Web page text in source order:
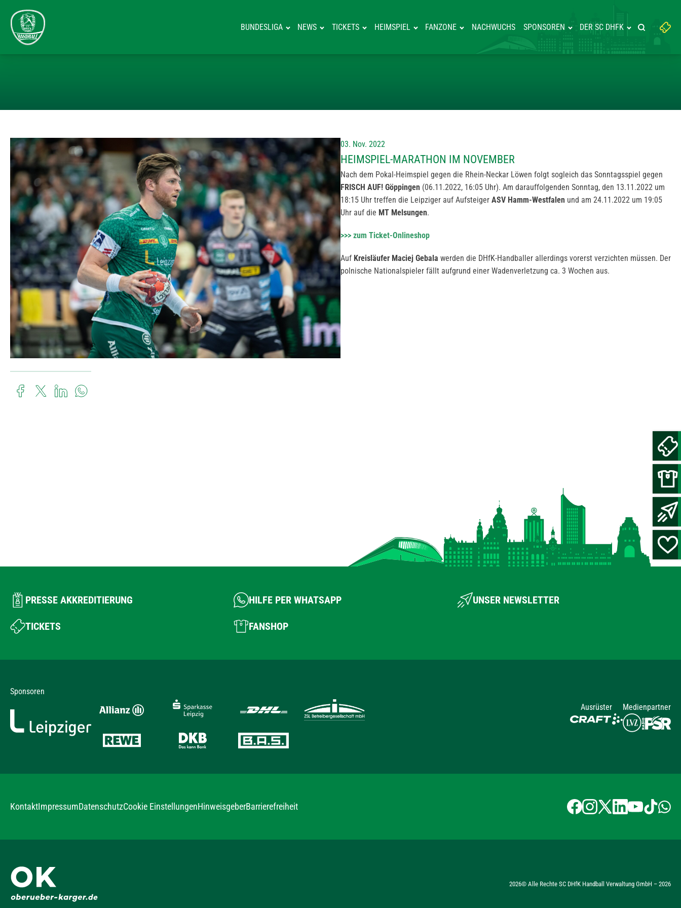
BUNDESLIGA NEWS TICKETS HEIMSPIEL FANZONE NACHWUCHS SPONSOREN DER SC DHFK
Suchbegriff
eingeben:
Suche
03. Nov. 2022
HEIMSPIEL-MARATHON IM NOVEMBER
Nach dem Pokal-Heimspiel gegen die Rhein-Neckar Löwen folgt sogleich das Sonntagsspiel gegen
FRISCH AUF! Göppingen (06.11.2022, 16:05 Uhr). Am darauffolgenden Sonntag, den 13.11.2022 um
18:15 Uhr treffen die Leipziger auf Aufsteiger ASV Hamm-Westfalen und am 24.11.2022 um 19:05
Uhr auf die MT Melsungen.
>>> zum Ticket-Onlineshop
Auf Kreisläufer Maciej Gebala werden die DHfK-Handballer allerdings vorerst verzichten müssen. Der
polnische Nationalspieler fällt aufgrund einer Wadenverletzung ca. 3 Wochen aus.
PRESSE AKKREDITIERUNG HILFE PER WHATSAPP UNSER NEWSLETTER
TICKETS FANSHOP
Sponsoren
Ausrüster
Medienpartner
KontaktImpressumDatenschutzCookie EinstellungenHinweisgeberBarrierefreiheit
2026© Alle Rechte SC DHfK Handball Verwaltung GmbH – 2026